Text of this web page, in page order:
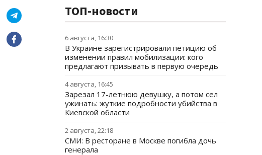
ТОП-новости
6 августа, 16:30
В Украине зарегистрировали петицию об
изменении правил мобилизации: кого
предлагают призывать в первую очередь
4 августа, 16:45
Зарезал 17-летнюю девушку, а потом сел
ужинать: жуткие подробности убийства в
Киевской области
2 августа, 22:18
СМИ: В ресторане в Москве погибла дочь
генерала